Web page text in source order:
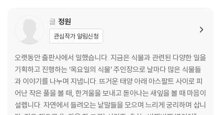
글 정원
관심작가 알림신청
오랫동안 출판사에서 일했습니다. 지금은 식물과 관련된 다양한 일을
기획하고 진행하는 ‘목요일의 식물’ 주인장으로 날마다 많은 식물들
과 이야기를 나누며 지냅니다. 뜨거운 태양 아래 아스팔트 사이로 피
어난 작은 풀을 볼 때, 한겨울을 보내고 돋아나는 새잎을 볼 때 마음이
설렙니다. 자연에서 들려오는 낱말들을 모으며 느리게 궁리하며 삽니